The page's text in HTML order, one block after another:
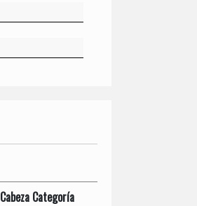
Cabeza Categoría